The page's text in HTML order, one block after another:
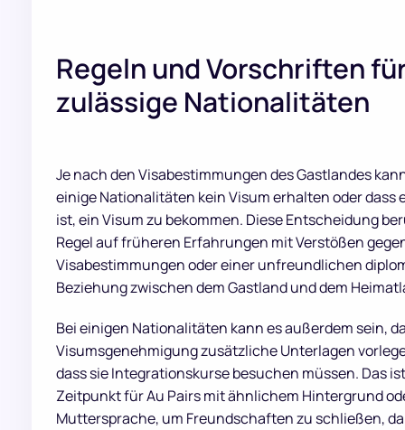
Regeln und Vorschriften
zulässige Nationalitäten
Je nach den Visabestimmungen des Gastlandes
einige Nationalitäten kein Visum erhalten oder dass
ist, ein Visum zu bekommen. Diese Entscheidung
Regel auf früheren Erfahrungen mit Verstößen
Visabestimmungen oder einer unfreundlichen
Beziehung zwischen dem Gastland und dem
Bei einigen Nationalitäten kann es außerdem sein,
Visumsgenehmigung zusätzliche Unterlagen
dass sie Integrationskurse besuchen müssen. Das
Zeitpunkt für Au Pairs mit ähnlichem Hintergrund
Muttersprache, um Freundschaften zu schließen,